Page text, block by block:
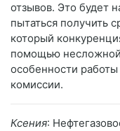
отзывов. Это будет
пытаться получить
который
помощью
особенности
комиссии.
Ксения: